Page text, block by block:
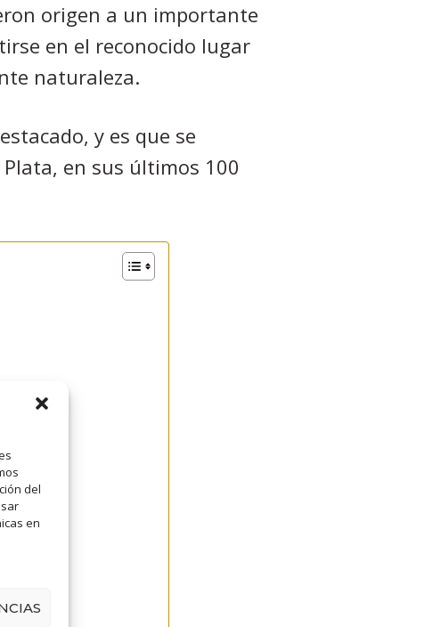
del
en
origen a un importante
en el reconocido lugar
naturaleza.
y es que se
en sus últimos 100